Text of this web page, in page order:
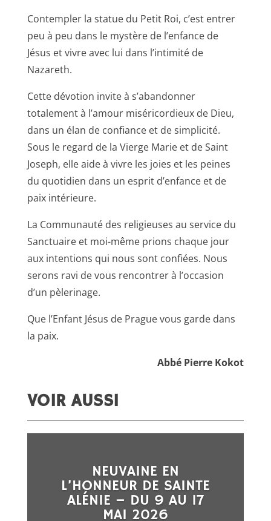
Contempler la statue du Petit Roi, c’est entrer
peu à peu dans le mystère de l’enfance de
Jésus et vivre avec lui dans l’intimité de
Nazareth.
Cette dévotion invite à s’abandonner
totalement à l’amour miséricordieux de Dieu,
dans un élan de confiance et de simplicité.
Sous le regard de la Vierge Marie et de Saint
Joseph, elle aide à vivre les joies et les peines
du quotidien dans un esprit d’enfance et de
paix intérieure.
La Communauté des religieuses au service du
Sanctuaire et moi-même prions chaque jour
aux intentions qui nous sont confiées. Nous
serons ravi de vous rencontrer à l’occasion
d’un pèlerinage.
Que l’Enfant Jésus de Prague vous garde dans
la paix.
Abbé Pierre Kokot
VOIR AUSSI
NEUVAINE EN
L’HONNEUR DE SAINTE
ALÉNIE – DU 9 AU 17
MAI 2026